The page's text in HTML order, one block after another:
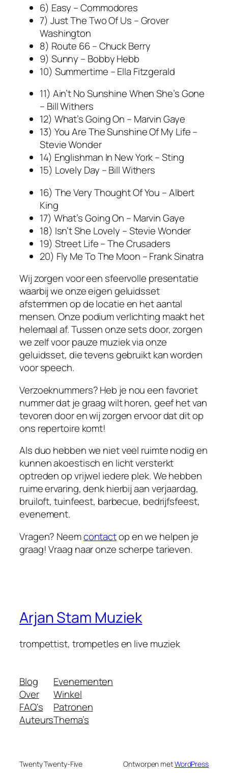
6) Easy – Commodores
7) Just The Two Of Us – Grover
Washington
8) Route 66 – Chuck Berry
9) Sunny – Bobby Hebb
10) Summertime – Ella Fitzgerald
11) Ain’t No Sunshine When She’s Gone
– Bill Withers
12) What’s Going On – Marvin Gaye
13) You Are The Sunshine Of My Life –
Stevie Wonder
14) Englishman In New York – Sting
15) Lovely Day – Bill Withers
16) The Very Thought Of You – Albert
King
17) What’s Going On – Marvin Gaye
18) Isn’t She Lovely – Stevie Wonder
19) Street Life – The Crusaders
20) Fly Me To The Moon – Frank Sinatra
Wij zorgen voor een sfeervolle presentatie
waarbij we onze eigen geluidsset
afstemmen op de locatie en het aantal
mensen. Onze podium verlichting maakt het
helemaal af. Tussen onze sets door, zorgen
we zelf voor pauze muziek via onze
geluidsset, die tevens gebruikt kan worden
voor speech.
Verzoeknummers? Heb je nou een favoriet
nummer dat je graag wilt horen, geef het van
tevoren door en wij zorgen ervoor dat dit op
ons repertoire komt!
Als duo hebben we niet veel ruimte nodig en
kunnen akoestisch en licht versterkt
optreden op vrijwel iedere plek. We hebben
ruime ervaring, denk hierbij aan verjaardag,
bruiloft, tuinfeest, barbecue, bedrijfsfeest,
evenement.
Vragen? Neemcontactop en we helpen je
graag! Vraag naar onze scherpe tarieven.
Arjan Stam Muziek
trompettist, trompetles en live muziek
Blog
Over
FAQ's
Auteurs
Evenementen
Winkel
Patronen
Thema’s
Twenty Twenty-Five Ontworpen metWordPress